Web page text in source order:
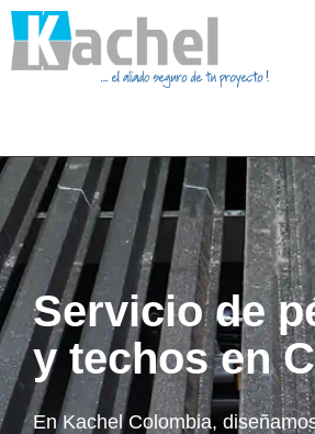
Servicio de
y techos en
En Kachel Colombia,